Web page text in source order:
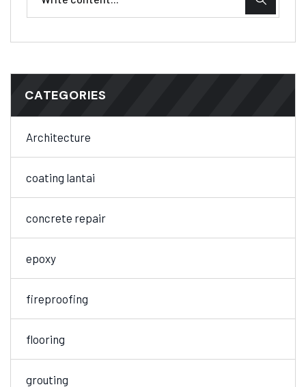
CATEGORIES
Architecture
coating lantai
concrete repair
epoxy
fireproofing
flooring
grouting